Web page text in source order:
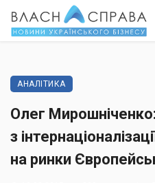
АНАЛІТИКА
Олег
з
на ринки